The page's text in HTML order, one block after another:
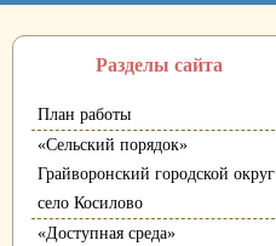
Разделы сайта
План работы
«Сельский порядок»
Грайворонский городской округ
село Косилово
«Доступная среда»